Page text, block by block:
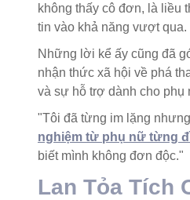
không thấy cô đơn, là liều
tin vào khả năng vượt qua.
Những lời kể ấy cũng đã
nhận thức xã hội về phá
và sự hỗ trợ dành cho phụ
"Tôi đã từng im lặng
nghiệm từ phụ nữ từng
biết mình không đơn độc."
Lan Tỏa Tích